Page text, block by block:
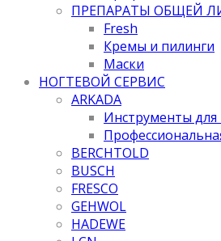
ПРЕПАРАТЫ ОБЩЕЙ
Fresh
Кремы и пилинги
Маски
НОГТЕВОЙ СЕРВИС
ARKADA
Инструменты для
BERCHTOLD
BUSCH
FRESCO
GEHWOL
HADEWE